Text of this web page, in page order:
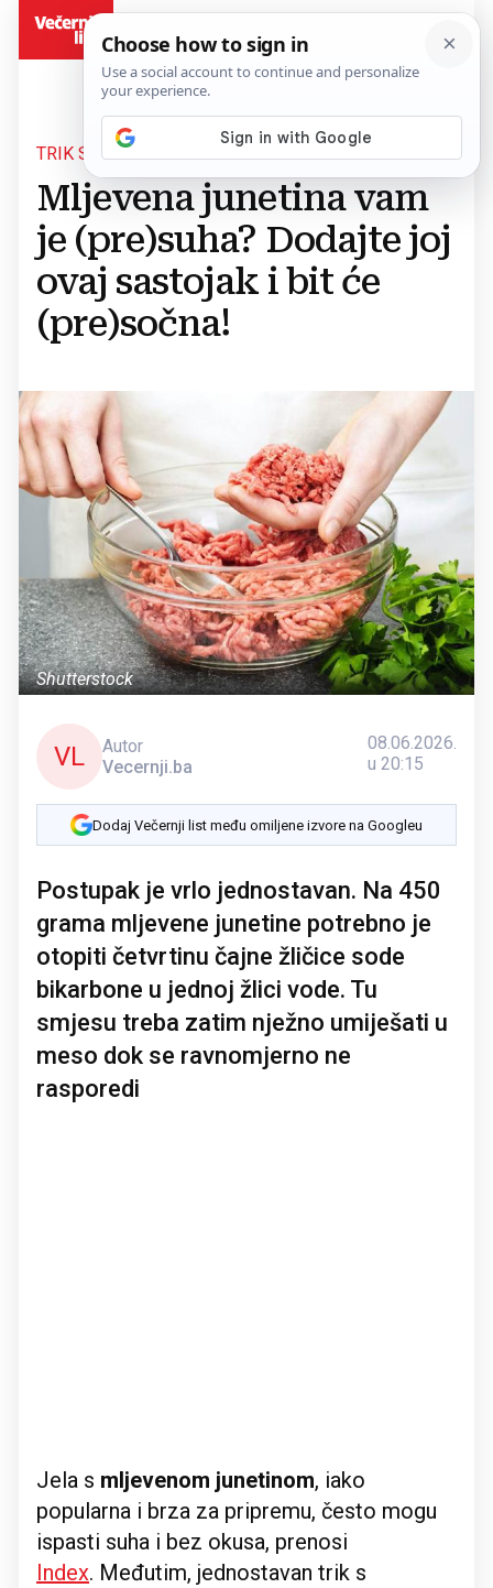
TRIK S JEFTINOM NAMIRNICOM
Mljevena junetina vam
je (pre)suha? Dodajte joj
ovaj sastojak i bit će
(pre)sočna!
Shutterstock
VL
Autor
Vecernji.ba
08.06.2026.
u 20:15
Dodaj Večernji list među omiljene izvore na Googleu
Postupak je vrlo jednostavan. Na 450
grama mljevene junetine potrebno je
otopiti četvrtinu čajne žličice sode
bikarbone u jednoj žlici vode. Tu
smjesu treba zatim nježno umiješati u
meso dok se ravnomjerno ne
rasporedi
Jela s mljevenom junetinom, iako
popularna i brza za pripremu, često mogu
ispasti suha i bez okusa, prenosi
Index. Međutim, jednostavan trik s